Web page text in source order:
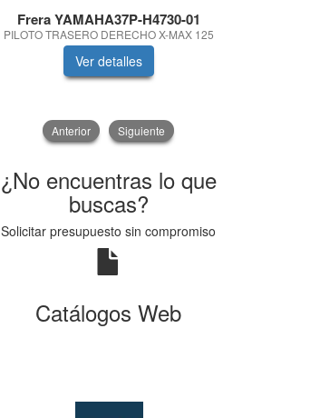
Frera YAMAHA37P-H4730-01
PILOTO TRASERO DERECHO X-MAX 125
Ver detalles
Anterior Siguiente
¿No encuentras lo que
buscas?
Solicitar presupuesto sin compromiso
Catálogos Web